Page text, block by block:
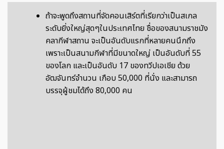
ถ้าจะพูดถึงสถานที่จัดคอนเสิร์ตที่เรียกว่าเป็นสเกล
ระดับยิ่งใหญ่สุดๆในประเทศไทย ชื่อของสนามราชมัง
คลากีฬาสถาน จะเป็นอันดับแรกที่หลายคนนึกถึง
เพราะเป็นสนามกีฬาที่มีขนาดใหญ่ เป็นอันดับที่ 55
ของโลก และเป็นอันดับ 17 ของทวีปเอเชีย ด้วย
อัฒจันทร์จำนวน เกือบ 50,000 ที่นั่ง และสามารถ
บรรจุผู้ชมได้ถึง 80,000 คน